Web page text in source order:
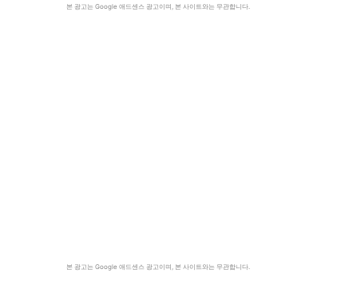
본 광고는 Google 애드센스 광고이며, 본 사이트와는 무관합니다.
본 광고는 Google 애드센스 광고이며, 본 사이트와는 무관합니다.